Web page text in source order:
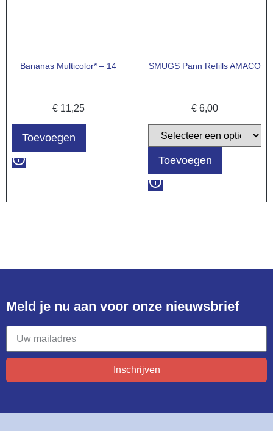
Bananas Multicolor* – 14
€11,25
Toevoegen
SMUGS Pann Refills AMACO
€ 6,00
Toevoegen
Meld je nu aan voor onze nieuwsbrief​
Inschrijven